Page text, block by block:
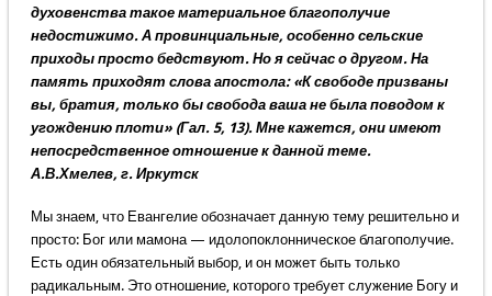
духовенства такое материальное благополучие
недостижимо. А провинциальные, особенно сельские
приходы просто бедствуют. Но я сейчас о другом. На
память приходят слова апостола: «К свободе призваны
вы, братия, только бы свобода ваша не была поводом к
угождению плоти» (Гал. 5, 13). Мне кажется, они имеют
непосредственное отношение к данной теме.
А.В.Хмелев, г. Иркутск
Мы знаем, что Евангелие обозначает данную тему решительно и
просто: Бог или мамона — идолопоклонническое благополучие.
Есть один обязательный выбор, и он может быть только
радикальным. Это отношение, которого требует служение Богу и